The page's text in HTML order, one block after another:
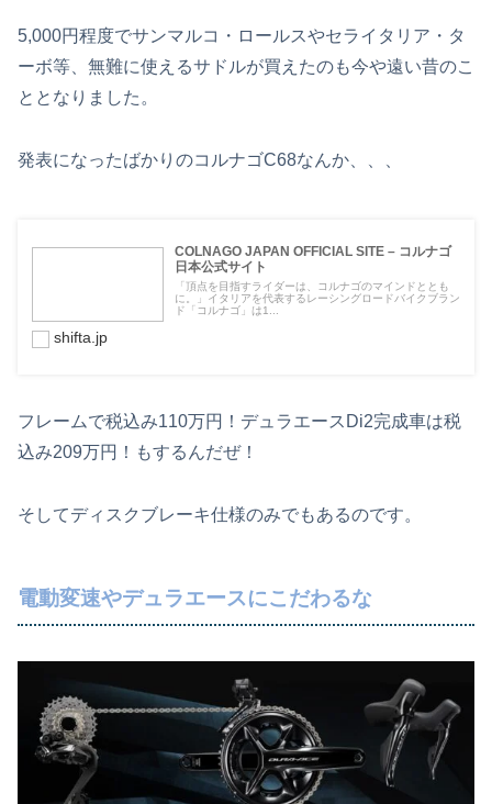
5,000円程度でサンマルコ・ロールスやセライタリア・タ
ーボ等、無難に使えるサドルが買えたのも今や遠い昔のこ
ととなりました。
発表になったばかりのコルナゴC68なんか、、、
COLNAGO JAPAN OFFICIAL SITE – コルナゴ
日本公式サイト
「頂点を目指すライダーは、コルナゴのマインドととも
に。」イタリアを代表するレーシングロードバイクブラン
ド「コルナゴ」は1...
shifta.jp
フレームで税込み110万円！デュラエースDi2完成車は税
込み209万円！もするんだぜ！
そしてディスクブレーキ仕様のみでもあるのです。
電動変速やデュラエースにこだわるな